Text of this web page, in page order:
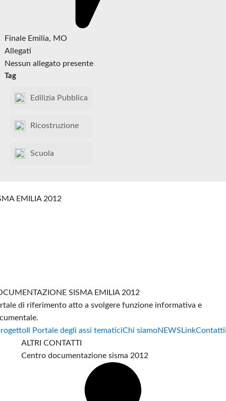
Finale Emilia, MO
Allegati
Nessun allegato presente
Tag
Edilizia Pubblica
Ricostruzione
Scuola
EMILIA 2012
SISMA EMILIA 2012
di riferimento atto a svolgere funzione informativa e
Il Portale degli assi tematiciChi siamoNEWS LinkContatti
ALTRI CONTATTI
Centro documentazione sisma 2012